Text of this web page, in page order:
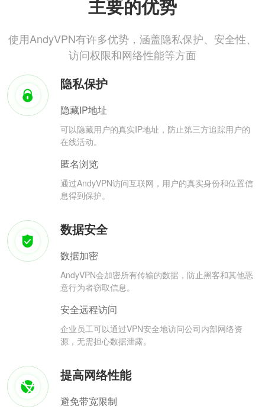
主要的优势
使用AndyVPN有许多优势，涵盖隐私保护、安全性、
访问权限和网络性能等方面
隐私保护
隐藏IP地址
可以隐藏用户的真实IP地址，防止第三方追踪用户的
在线活动。
匿名浏览
通过AndyVPN访问互联网，用户的真实身份和位置信
息得到保护。
数据安全
数据加密
AndyVPN会加密所有传输的数据，防止黑客和其他恶
意行为者窃取信息。
安全远程访问
企业员工可以通过VPN安全地访问公司内部网络资
源，无需担心数据泄露。
提高网络性能
避免带宽限制